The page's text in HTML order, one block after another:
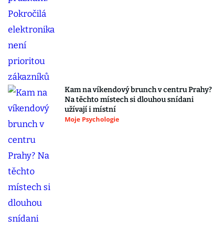
Kam na víkendový brunch v centru Prahy?
Na těchto místech si dlouhou snídani
užívají i místní
Moje Psychologie